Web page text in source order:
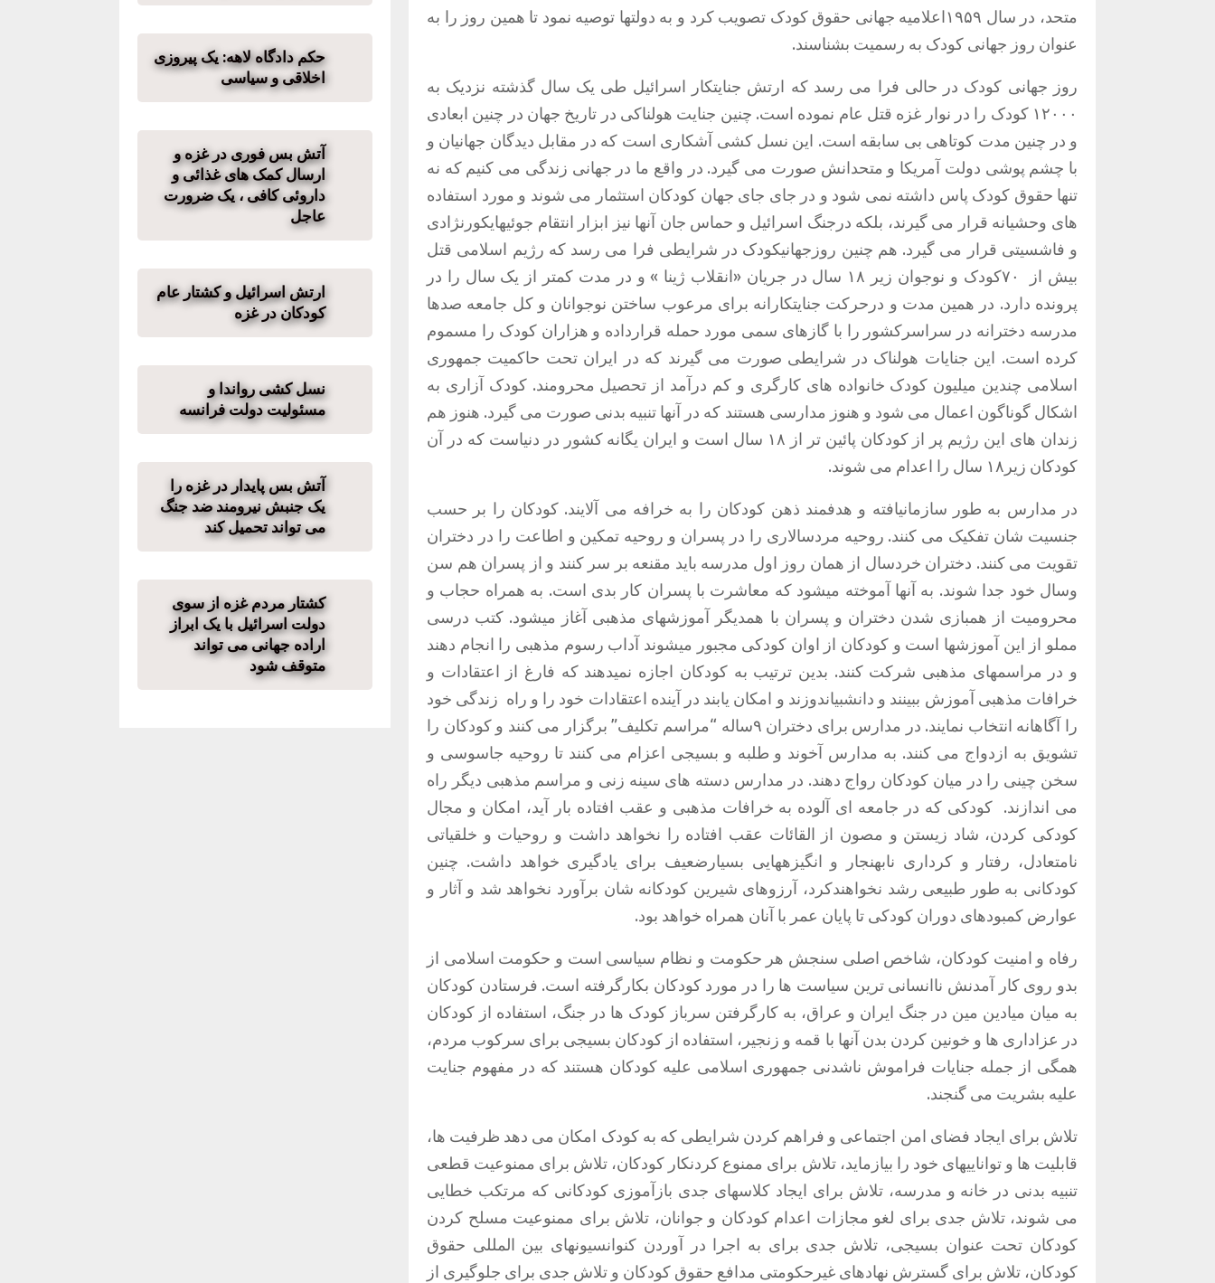
متحد، در سال ۱۹۵۹اعلامیه جهانی حقوق کودک تصویب کرد و به دولتها توصیه نمود تا همین روز را به
عنوان روز جهانی کودک به رسمیت بشناسند.
روز جهانی کودک در حالی فرا می رسد که ارتش جنایتکار اسرائیل طی یک سال گذشته نزدیک به
۱۲۰۰۰ کودک را در نوار غزه قتل عام نموده است. چنین جنایت هولناکی در تاریخ جهان در چنین ابعادی
و در چنین مدت کوتاهی بی سابقه است. این نسل کشی آشکاری است که در مقابل دیدگان جهانیان و
با چشم پوشی دولت آمریکا و متحدانش صورت می گیرد. در واقع ما در جهانی زندگی می کنیم که نه
تنها حقوق کودک پاس داشته نمی شود و در جای جای جهان کودکان استثمار می شوند و مورد استفاده
های وحشیانه قرار می گیرند، بلکه درجنگ اسرائیل و حماس جان آنها نیز ابزار انتقام جوئیهایکورنژادی
و فاشسیتی قرار می گیرد. هم چنین روزجهانیکودک در شرایطی فرا می رسد که رژیم اسلامی قتل
بیش از
۷۰کودک و نوجوان زیر ۱۸ سال در جریان «انقلاب ژینا » و در مدت کمتر از یک سال را در
پرونده دارد. در همین مدت و درحرکت جنایتکارانه برای مرعوب ساختن نوجوانان و کل جامعه صدها
مدرسه دخترانه در سراسرکشور را با گازهای سمی مورد حمله قرارداده و هزاران کودک را مسموم
کرده است. این جنایات هولناک در شرایطی صورت می گیرند که در ایران تحت حاکمیت جمهوری
اسلامی چندین میلیون کودک خانواده های کارگری و کم درآمد از تحصیل محرومند. کودک آزاری به
اشکال گوناگون اعمال می شود و هنوز مدارسی هستند كه در آنها تنبیه بدنی صورت می گیرد. هنوز هم
زندان های این رژیم پر از کودکان پائین تر از ۱۸ سال است و ایران یگانه کشور در دنیاست که در آن
کودکان زیر۱۸ سال را اعدام می شوند.
در مدارس به طور سازمانیافته و هدفمند ذهن کودکان را به خرافه می آلایند. کودکان را بر حسب
جنسیت شان تفکیک می کنند. روحیه مردسالاری را در پسران و روحیه تمکین و اطاعت را در دختران
تقویت می کنند. دختران خردسال از همان روز اول مدرسه باید مقنعه بر سر کنند و از پسران هم سن
وسال خود جدا شوند. به آنها آموخته میشود که معاشرت با پسران کار بدی است. به همراه حجاب و
محرومیت از همبازی شدن دختران و پسران با همدیگر آموزشهای مذهبی آغاز میشود. کتب درسی
مملو از این آموزشها است و کودکان از اوان کودکی مجبور میشوند آداب رسوم مذهبی را انجام دهند
و در مراسمهای مذهبی شرکت کنند. بدین ترتیب به کودکان اجازه نمیدهند که فارغ از اعتقادات و
خرافات مذهبی آموزش ببینند و دانشبیاندوزند و امکان یابند در آینده اعتقادات خود را و راه زندگی خود
را آگاهانه انتخاب نمایند. در مدارس برای دختران ۹ساله “‌مراسم تکلیف‌” برگزار می کنند و کودکان را
تشویق به ازدواج می کنند. به مدارس آخوند و طلبه و بسیجی اعزام می کنند تا روحیه جاسوسی و
سخن چینی را در میان کودکان رواج دهند. در مدارس دسته های سینه زنی و مراسم مذهبی دیگر راه
می اندازند. کودکی که در جامعه ای آلوده به خرافات مذهبی و عقب افتاده بار آید، امکان و مجال
کودکی کردن، شاد زیستن و مصون از القائات عقب افتاده را نخواهد داشت و روحیات و خلقیاتی
نامتعادل، رفتار و کرداری نابهنجار و انگیزههایی بسیارضعیف برای یادگیری خواهد داشت. چنین
کودکانی به طور طبیعی رشد نخواهندکرد، آرزوهای شیرین کودکانه شان برآورد نخواهد شد و آثار و
عوارض کمبودهای دوران کودکی تا پایان عمر با آنان همراه خواهد بود.
رفاه و امنیت کودکان، شاخص اصلی سنجش هر حکومت و نظام سیاسی است و حکومت اسلامی از
بدو روی کار آمدنش ناانسانی ترین سیاست ها را در مورد کودکان بکارگرفته است. فرستادن کودکان
به میان میادین مین در جنگ ایران و عراق، به کارگرفتن سرباز کودک ها در جنگ، استفاده از کودکان
در عزاداری ها و خونین کردن بدن آنها با قمه و زنجیر، استفاده از کودکان بسیجی برای سرکوب مردم،
همگی از جمله جنایات فراموش ناشدنی جمهوری اسلامی علیه کودکان هستند که در مفهوم جنایت
علیه بشریت می گنجند.
تلاش برای ایجاد فضای امن اجتماعی و فراهم کردن شرایطی که به کودک امکان می دهد ظرفیت ها،
قابلیت ها و تواناییهای خود را بیازماید، تلاش برای ممنوع کردنکار کودکان، تلاش برای ممنوعیت قطعی
تنبیه بدنی در خانه و مدرسه، تلاش برای ایجاد کلاسهای جدی بازآموزی کودکانی که مرتکب خطایی
می شوند، تلاش جدی برای لغو مجازات اعدام کودکان و جوانان، تلاش برای ممنوعیت مسلح کردن
کودکان تحت عنوان بسیجی، تلاش جدی برای به اجرا در آوردن کنوانسیونهای بین المللی حقوق
کودکان، تلاش برای گسترش نهادهای غیرحكومتی مدافع حقوق کودکان و تلاش جدی برای جلوگیری از
حکم دادگاه لاهه: یک پیروزی
اخلاقی و سیاسی
آتش بس فوری در غزه و
ارسال کمک های غذائی و
داروئی کافی ، یک ضرورت
عاجل
ارتش اسرائیل و کشتار عام
کودکان در غزه
نسل کشی رواندا و
مسئولیت دولت فرانسه
آتش بس پایدار در غزه را
یک جنبش نیرومند ضد جنگ
می تواند تحمیل کند
کشتار مردم غزه از سوی
دولت اسرائیل با یک ابراز
اراده جهانی می تواند
متوقف شود